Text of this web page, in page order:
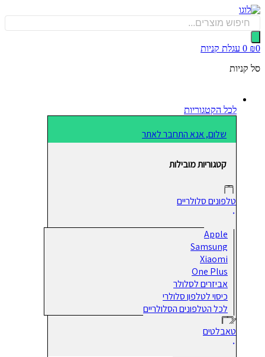
0 עגלת קניות
לכל הקטגוריות
שלום, אנא התחבר לאתר
קטגוריות מובילות
טלפונים סלולריים
Apple
Samsung
Xiaomi
One Plus
אביזרים לסלולר
כיסוי לטלפון סלולרי
לכל הטלפונים הסלולריים
טאבלטים